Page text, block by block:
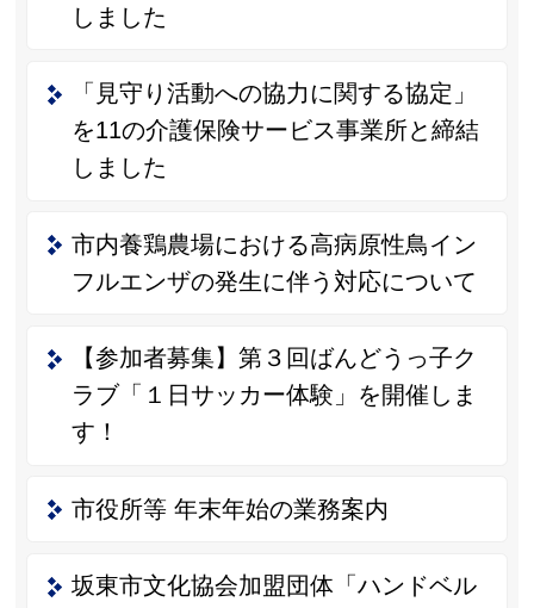
しました
「見守り活動への協力に関する協定」
を11の介護保険サービス事業所と締結
しました
市内養鶏農場における高病原性鳥イン
フルエンザの発生に伴う対応について
【参加者募集】第３回ばんどうっ子ク
ラブ「１日サッカー体験」を開催しま
す！
市役所等 年末年始の業務案内
坂東市文化協会加盟団体「ハンドベル